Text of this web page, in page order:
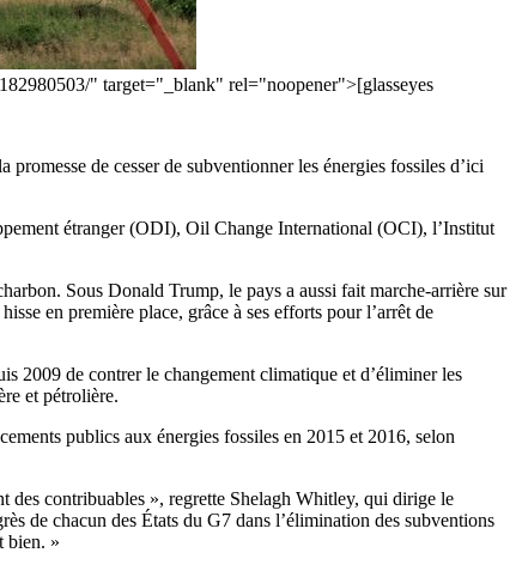
" target="_blank" rel="noopener">[glasseyes
de cesser de subventionner les énergies fossiles d’ici
étranger (ODI), Oil Change International (OCI), l’Institut
Sous Donald Trump, le pays a aussi fait marche-arrière sur
en première place, grâce à ses efforts pour l’arrêt de
2009 de contrer le changement climatique et d’éliminer les
et pétrolière.
publics aux énergies fossiles en 2015 et 2016, selon
des contribuables », regrette Shelagh Whitley, qui dirige le
de chacun des États du G7 dans l’élimination des subventions
bien. »